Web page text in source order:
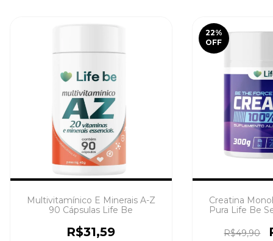
Multivitamínico E Minerais A-Z
90 Cápsulas Life Be
R$31,59
22%
OFF
Creatina
Pura Life Be
R$49,90